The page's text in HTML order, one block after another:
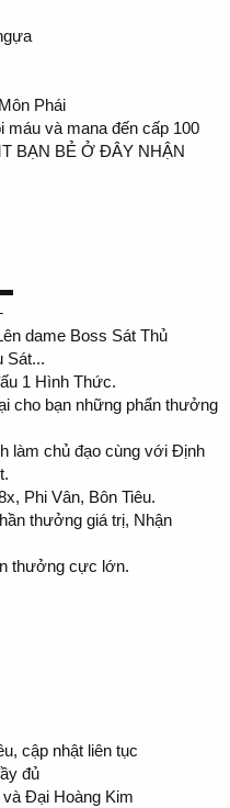
Phái
máu và mana đến cấp 100
BẠN BẺ Ở ĐÂY NHẬN
dame Boss Sát Thủ
Sát...
1 Hình Thức.
cho bạn những phẩn thưởng
làm chủ đạo cùng với Định
Phi Vân, Bôn Tiêu.
thưởng giá trị, Nhận
thưởng cực lớn.
cập nhật liên tục
đủ
Đại Hoàng Kim